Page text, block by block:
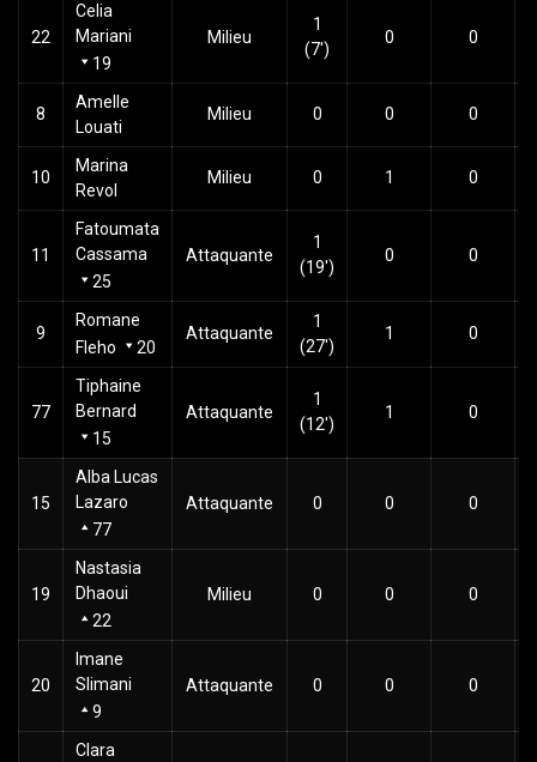
22
Celia
Mariani
19
Milieu
1
(7')
0 0
8
Amelle
Louati
Milieu 0 0 0
10
Marina
Revol
Milieu 0 1 0
11
Fatoumata
Cassama
25
Attaquante
1
(19')
0 0
9
Romane
Fleho
20
Attaquante
1
(27')
1 0
77
Tiphaine
Bernard
15
Attaquante
1
(12')
1 0
15
Alba Lucas
Lazaro
77
Attaquante 0 0 0
19
Nastasia
Dhaoui
22
Milieu 0 0 0
20
Imane
Slimani
9
Attaquante 0 0 0
Clara